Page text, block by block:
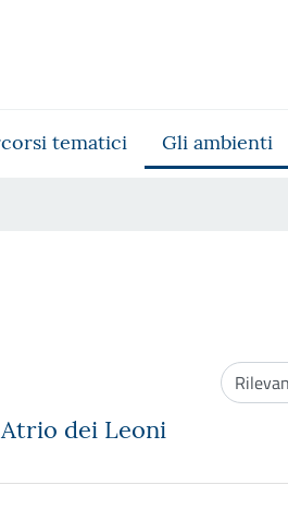
tematici Gli ambienti
dei Leoni